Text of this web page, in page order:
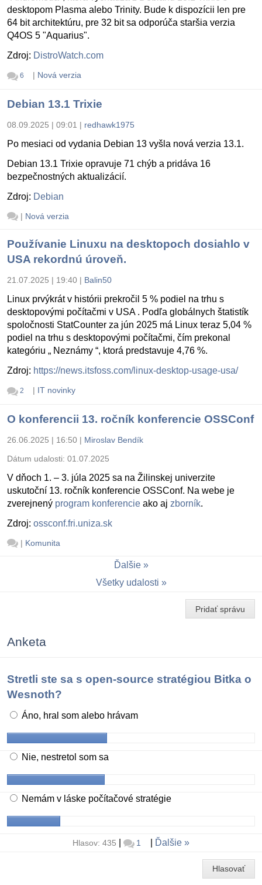
desktopom Plasma alebo Trinity. Bude k dispozícii len pre
64 bit architektúru, pre 32 bit sa odporúča staršia verzia
Q4OS 5 "Aquarius".
Zdroj: DistroWatch.com
6 | Nová verzia
Debian 13.1 Trixie
08.09.2025 | 09:01 | redhawk1975
Po mesiaci od vydania Debian 13 vyšla nová verzia 13.1.
Debian 13.1 Trixie opravuje 71 chýb a pridáva 16
bezpečnostných aktualizácií.
Zdroj: Debian
| Nová verzia
Používanie Linuxu na desktopoch dosiahlo v
USA rekordnú úroveň.
21.07.2025 | 19:40 | Balin50
Linux prvýkrát v histórii prekročil 5 % podiel na trhu s
desktopovými počítačmi v USA . Podľa globálnych štatistík
spoločnosti StatCounter za jún 2025 má Linux teraz 5,04 %
podiel na trhu s desktopovými počítačmi, čím prekonal
kategóriu „ Neznámy “, ktorá predstavuje 4,76 %.
Zdroj: https://news.itsfoss.com/linux-desktop-usage-usa/
2 | IT novinky
O konferencii 13. ročník konferencie OSSConf
26.06.2025 | 16:50 | Miroslav Bendík
Dátum udalosti: 01.07.2025
V dňoch 1. – 3. júla 2025 sa na Žilinskej univerzite
uskutoční 13. ročník konferencie OSSConf. Na webe je
zverejnený program konferencie ako aj zborník.
Zdroj: ossconf.fri.uniza.sk
| Komunita
Ďalšie
Všetky udalosti
Pridať správu
Anketa
Stretli ste sa s open-source stratégiou Bitka o
Wesnoth?
Áno, hral som alebo hrávam
Nie, nestretol som sa
Nemám v láske počítačové stratégie
Hlasov: 435 1 Ďalšie
Hlasovať